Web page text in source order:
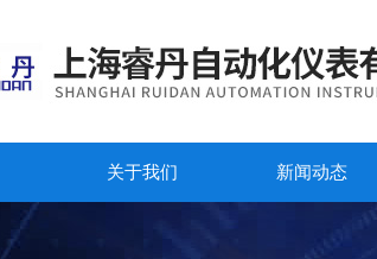
关于我们 新闻动态